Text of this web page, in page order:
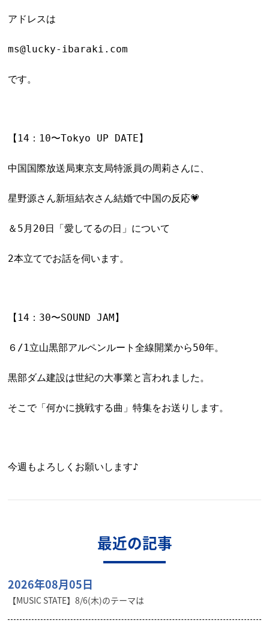
アドレスは
ms@lucky-ibaraki.com
です。
【14：10〜Tokyo UP DATE】
中国国際放送局東京支局特派員の周莉さんに、
星野源さん新垣結衣さん結婚で中国の反応💗
＆5月20日「愛してるの日」について
2本立てでお話を伺います。
【14：30〜SOUND JAM】
６/1立山黒部アルペンルート全線開業から50年。
黒部ダム建設は世紀の大事業と言われました。
そこで「何かに挑戦する曲」特集をお送りします。
今週もよろしくお願いします♪
最近の記事
2026年08月05日
【MUSIC STATE】8/6(木)のテーマは